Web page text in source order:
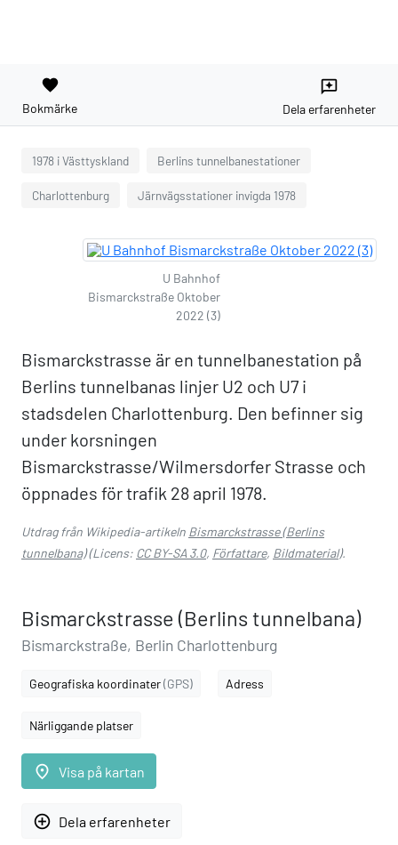
favorite
Bokmärke
reviews
Dela erfarenheter
1978 i Västtyskland Berlins tunnelbanestationer
Charlottenburg Järnvägsstationer invigda 1978
U Bahnhof
Bismarckstraße Oktober
2022 (3)
Bismarckstrasse är en tunnelbanestation på
Berlins tunnelbanas linjer U2 och U7 i
stadsdelen Charlottenburg. Den befinner sig
under korsningen
Bismarckstrasse/Wilmersdorfer Strasse och
öppnades för trafik 28 april 1978.
Utdrag från Wikipedia-artikeln Bismarckstrasse (Berlins
tunnelbana)(Licens: CC BY-SA 3.0, Författare, Bildmaterial).
Bismarckstrasse (Berlins tunnelbana)
Bismarckstraße, Berlin Charlottenburg
Geografiska koordinater(GPS) Adress
Närliggande platser
place Visa på kartan
add_circle_outline Dela erfarenheter